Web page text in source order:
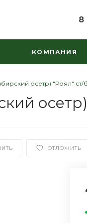
8
г.
Пн-
КОМПАНИЯ
осетр) "Роял" ст/
ОТЛОЖИТЬ